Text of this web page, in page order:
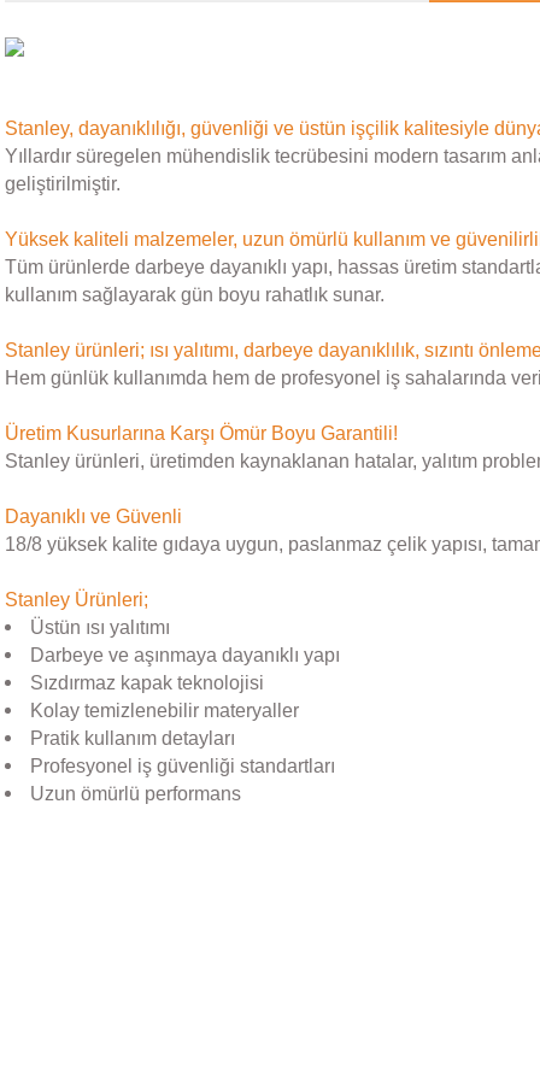
Stanley, dayanıklılığı, güvenliği ve üstün işçilik kalitesiyle
Yıllardır süregelen mühendislik tecrübesini modern tasarım
geliştirilmiştir.
Yüksek kaliteli malzemeler, uzun ömürlü kullanım ve
Tüm ürünlerde darbeye dayanıklı yapı, hassas üretim
kullanım sağlayarak gün boyu rahatlık sunar.
Stanley ürünleri; ısı yalıtımı, darbeye dayanıklılık, sızıntı
Hem günlük kullanımda hem de profesyonel iş sahalarında
Üretim Kusurlarına Karşı Ömür Boyu Garantili!
Stanley ürünleri, üretimden kaynaklanan hatalar, yalıtım
Dayanıklı ve Güvenli
18/8 yüksek kalite gıdaya uygun, paslanmaz çelik yapısı,
Stanley Ürünleri;
Üstün ısı yalıtımı
Darbeye ve aşınmaya dayanıklı yapı
Sızdırmaz kapak teknolojisi
Kolay temizlenebilir materyaller
Pratik kullanım detayları
Profesyonel iş güvenliği standartları
Uzun ömürlü performans